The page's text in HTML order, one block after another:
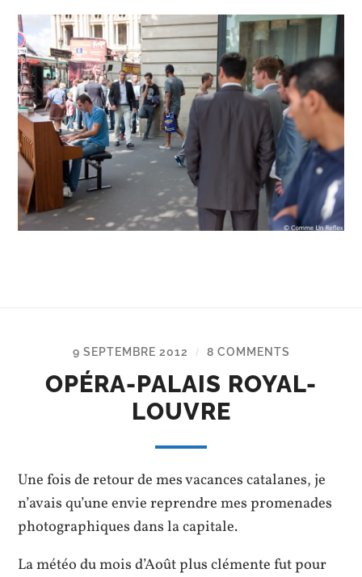
9 SEPTEMBRE 2012 / 8 COMMENTS
OPÉRA-PALAIS ROYAL-
LOUVRE
Une fois de retour de mes vacances catalanes, je
n’avais qu’une envie reprendre mes promenades
photographiques dans la capitale.
La météo du mois d’Août plus clémente fut pour